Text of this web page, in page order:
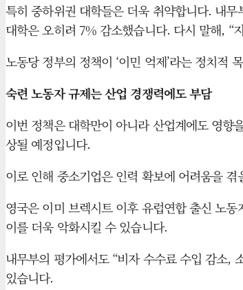
특히 중하위권 대학들은 더욱 취약합니다. 내
대학은 오히려 7% 감소했습니다. 다시 말해, “
노동당 정부의 정책이 ‘이민 억제’라는 정치적
숙련 노동자 규제는 산업 경쟁력에도 부담
이번 정책은 대학만이 아니라 산업계에도 영향
상될 예정입니다.
이로 인해 중소기업은 인력 확보에 어려움을 겪
영국은 이미 브렉시트 이후 유럽연합 출신 노
이를 더욱 악화시킬 수 있습니다.
내무부의 평가에서도 “비자 수수료 수입 감소,
있습니다.